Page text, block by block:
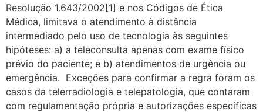
Resolução 1.643/2002[1] e nos Códigos de Ética
Médica, limitava o atendimento à distância
intermediado pelo uso de tecnologia às seguintes
hipóteses: a) a teleconsulta apenas com exame físico
prévio do paciente; e b) atendimentos de urgência ou
emergência. Exceções para confirmar a regra foram os
casos da telerradiologia e telepatologia, que contaram
com regulamentação própria e autorizações específicas